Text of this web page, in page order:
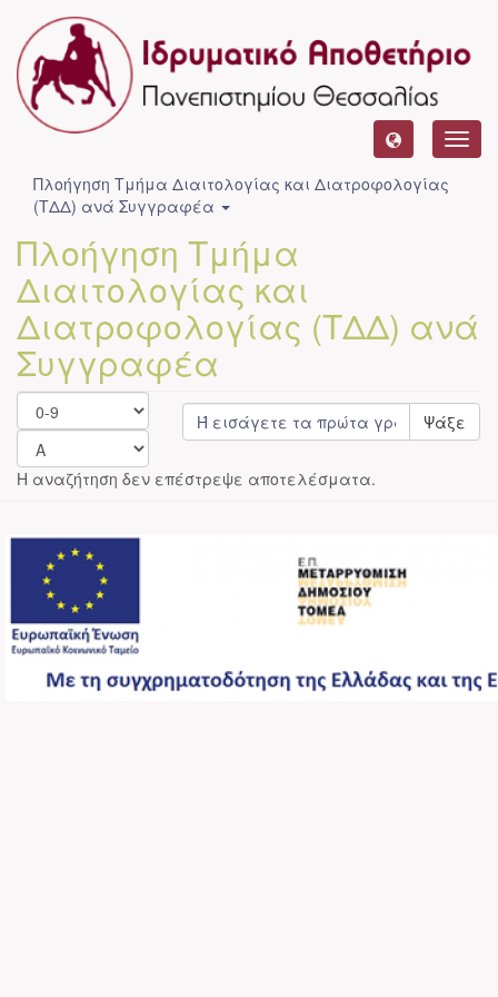
Πλοήγηση Τμήμα Διαιτολογίας και Διατροφολογίας
(ΤΔΔ) ανά Συγγραφέα
Πλοήγηση Τμήμα
Διαιτολογίας και
Διατροφολογίας (ΤΔΔ) ανά
Συγγραφέα
Ψάξε
Η αναζήτηση δεν επέστρεψε αποτελέσματα.